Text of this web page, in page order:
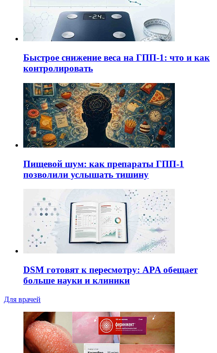
Быстрое снижение веса на ГПП-1: что и как
контролировать
Пищевой шум: как препараты ГПП-1
позволили услышать тишину
DSM готовят к пересмотру: APA обещает
больше науки и клиники
Для врачей